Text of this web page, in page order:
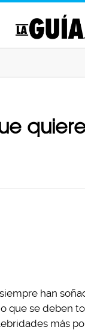
han
que se deben
más